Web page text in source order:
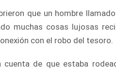
que un hombre
muchas cosas lujosas
con el robo del tesoro.
de que estaba